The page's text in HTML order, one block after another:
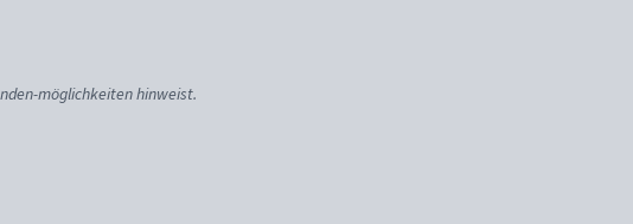
möglichkeiten hinweist.